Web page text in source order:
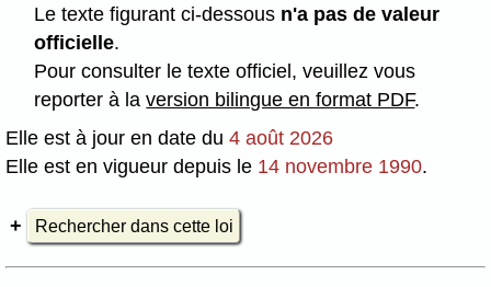
Le texte figurant ci-dessous n'a pas de valeur
officielle.
Pour consulter le texte officiel, veuillez vous
reporter à laversion bilingue en format PDF.
Elle est à jour en date du 4 août 2026
Elle est en vigueur depuis le 14 novembre 1990.
Rechercher dans cette loi